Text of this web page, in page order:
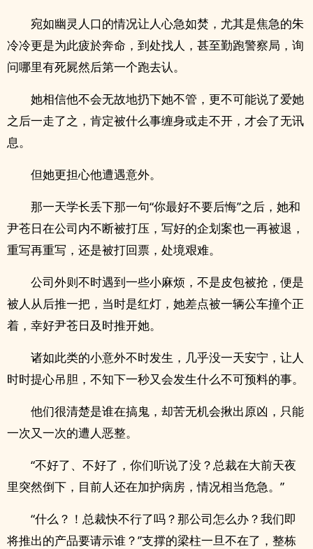
宛如幽灵人口的情况让人心急如焚，尤其是焦急的朱
冷冷更是为此疲於奔命，到处找人，甚至勤跑警察局，询
问哪里有死屍然后第一个跑去认。
她相信他不会无故地扔下她不管，更不可能说了爱她
之后一走了之，肯定被什么事缠身或走不开，才会了无讯
息。
但她更担心他遭遇意外。
那一天学长丢下那一句“你最好不要后悔”之后，她和
尹苍日在公司内不断被打压，写好的企划案也一再被退，
重写再重写，还是被打回票，处境艰难。
公司外则不时遇到一些小麻烦，不是皮包被抢，便是
被人从后推一把，当时是红灯，她差点被一辆公车撞个正
着，幸好尹苍日及时推开她。
诸如此类的小意外不时发生，几乎没一天安宁，让人
时时提心吊胆，不知下一秒又会发生什么不可预料的事。
他们很清楚是谁在搞鬼，却苦无机会揪出原凶，只能
一次又一次的遭人恶整。
“不好了、不好了，你们听说了没？总裁在大前天夜
里突然倒下，目前人还在加护病房，情况相当危急。”
“什么？！总裁快不行了吗？那公司怎么办？我们即
将推出的产品要请示谁？”支撑的梁柱一旦不在了，整栋